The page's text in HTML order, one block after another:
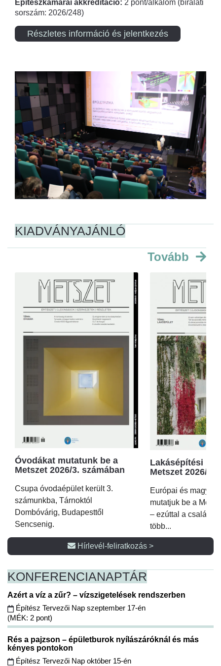
Építészkamarai akkreditáció: 2 pont/alkalom (bírálati
sorszám: 2026/248)
Részletes információ és jelentkezés
KIADVÁNYAJÁNLÓ
Tovább
Óvodákat mutatunk be a
Metszet 2026/3. számában
Csupa óvodaépület került 3.
számunkba, Tárnoktól
Dombóvárig, Budapesttől
Sencsenig.
Lakásépítési
Metszet 2026/2.
Európai és magyar
mutatjuk be a
– ezúttal a családi
több...
Hírlevél-feliratkozás >
KONFERENCIANAPTÁR
Azért a víz a zűr? – vízszigetelések rendszerben
Építész Tervezői Nap szeptember 17-én
(MÉK: 2 pont)
Rés a pajzson – épületburok nyílászáróknál és más
kényes pontokon
Építész Tervezői Nap október 15-én